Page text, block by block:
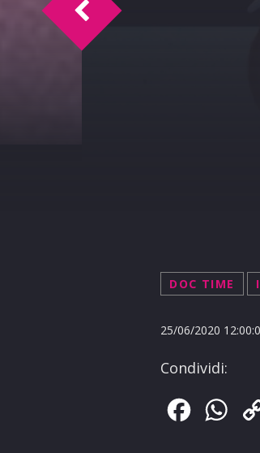
DOC TIME
25/06/2020
Condividi:
Facebook
Doc Time intervista